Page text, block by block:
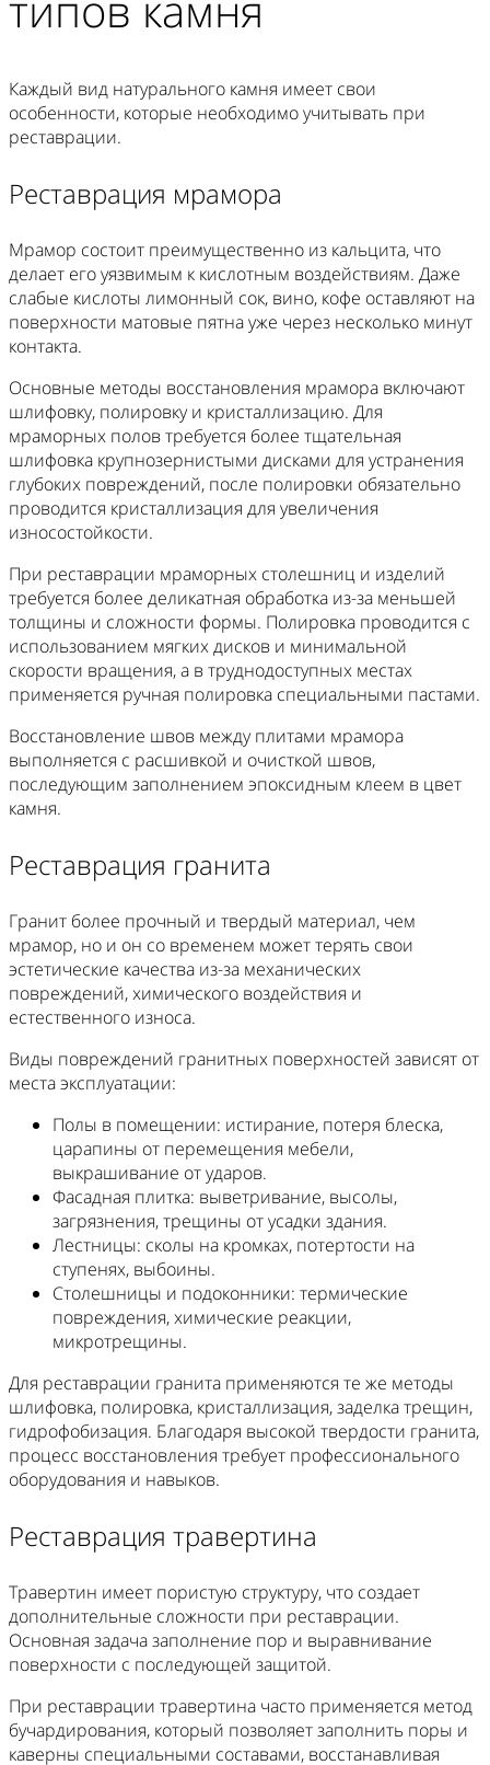
Каждый вид натурального камня имеет свои
особенности, которые необходимо учитывать при
реставрации.
Реставрация мрамора
Мрамор состоит преимущественно из кальцита, что
делает его уязвимым к кислотным воздействиям. Даже
слабые кислоты лимонный сок, вино, кофе оставляют на
поверхности матовые пятна уже через несколько минут
контакта.
Основные методы восстановления мрамора включают
шлифовку, полировку и кристаллизацию. Для
мраморных полов требуется более тщательная
шлифовка крупнозернистыми дисками для устранения
глубоких повреждений, после полировки обязательно
проводится кристаллизация для увеличения
износостойкости.
При реставрации мраморных столешниц и изделий
требуется более деликатная обработка из-за меньшей
толщины и сложности формы. Полировка проводится с
использованием мягких дисков и минимальной
скорости вращения, а в труднодоступных местах
применяется ручная полировка специальными пастами.
Восстановление швов между плитами мрамора
выполняется с расшивкой и очисткой швов,
последующим заполнением эпоксидным клеем в цвет
камня.
Реставрация гранита
Гранит более прочный и твердый материал, чем
мрамор, но и он со временем может терять свои
эстетические качества из-за механических
повреждений, химического воздействия и
естественного износа.
Виды повреждений гранитных поверхностей зависят от
места эксплуатации:
Полы в помещении: истирание, потеря блеска,
царапины от перемещения мебели,
выкрашивание от ударов.
Фасадная плитка: выветривание, высолы,
загрязнения, трещины от усадки здания.
Лестницы: сколы на кромках, потертости на
ступенях, выбоины.
Столешницы и подоконники: термические
повреждения, химические реакции,
микротрещины.
Для реставрации гранита применяются те же методы
шлифовка, полировка, кристаллизация, заделка трещин,
гидрофобизация. Благодаря высокой твердости гранита,
процесс восстановления требует профессионального
оборудования и навыков.
Реставрация травертина
Травертин имеет пористую структуру, что создает
дополнительные сложности при реставрации.
Основная задача заполнение пор и выравнивание
поверхности с последующей защитой.
При реставрации травертина часто применяется метод
бучардирования, который позволяет заполнить поры и
каверны специальными составами, восстанавливая